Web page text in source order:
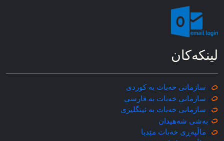
لینکه‌کان
سازمانی خه‌بات به کوردی
سازمانی خه‌بات به فارسی
سازمانی خه‌بات به ئینگلیزی
به‌شی شه‌هیدان
ماڵپه‌ڕی خه‌بات مێدیا